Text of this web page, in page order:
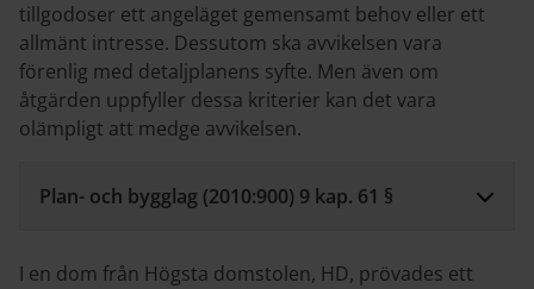
tillgodoser ett angeläget gemensamt behov eller ett
allmänt intresse. Dessutom ska avvikelsen vara
förenlig med detaljplanens syfte. Men även om
åtgärden uppfyller dessa kriterier kan det vara
olämpligt att medge avvikelsen.
Plan- och bygglag (2010:900) 9 kap. 61 §
I en dom från Högsta domstolen, HD, prövades ett